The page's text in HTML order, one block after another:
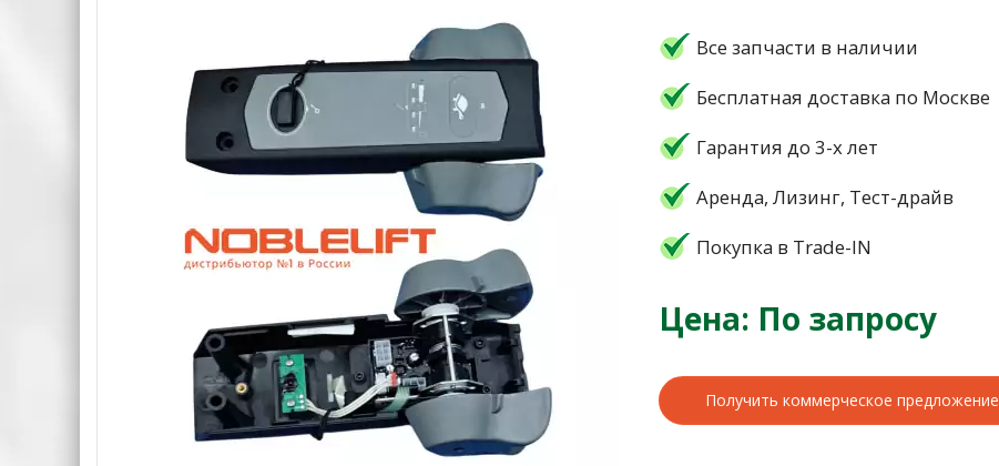
Все запчасти в наличии
Бесплатная доставка по Москве
Гарантия до 3-х лет
Аренда, Лизинг, Тест-драйв
Покупка в Trade-IN
Цена: По запросу
Получить коммерческое предложение